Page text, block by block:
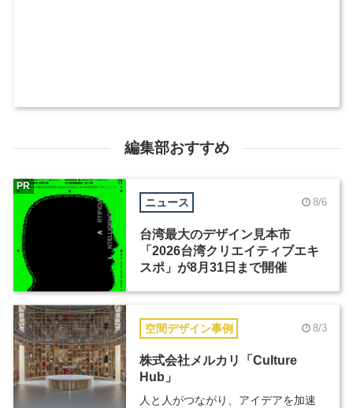
編集部おすすめ
ニュース 8/6
台湾最大のデザイン見本市
「2026台湾クリエイティブエキ
スポ」が8月31日まで開催
PR
空間デザイン事例 8/3
株式会社メルカリ「Culture
Hub」
人と人がつながり、アイデアを加速